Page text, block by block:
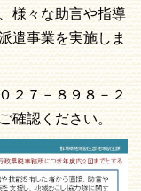
様々な助言や指導
遣事業を実施しま
７－８９８－２
確認ください。